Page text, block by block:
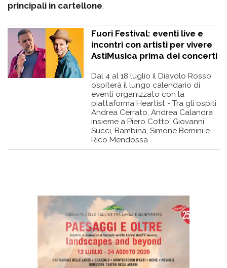
principali in cartellone.
Fuori Festival: eventi live e
incontri con artisti per vivere
AstiMusica prima dei concerti
Dal 4 al 18 luglio il Diavolo Rosso
ospiterà il lungo calendario di
eventi organizzato con la
piattaforma Heartist - Tra gli ospiti
Andrea Cerrato, Andrea Calandra
insieme a Piero Cotto, Giovanni
Succi, Bambina, Simone Bernini e
Rico Mendossa